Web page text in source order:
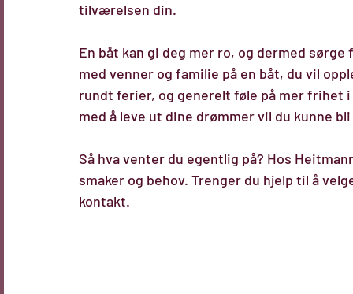
tilværelsen din.
En båt kan gi deg mer ro, og dermed
med venner og familie på en båt, du vil
rundt ferier, og generelt føle på mer frihet
med å leve ut dine drømmer vil du kunne
Så hva venter du egentlig på? Hos
smaker og behov. Trenger du hjelp til å
kontakt.